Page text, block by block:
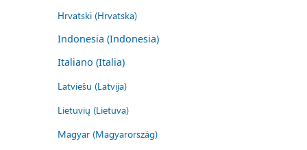
Hrvatski (Hrvatska)
Indonesia (Indonesia)
Italiano (Italia)
Latviešu (Latvija)
Lietuvių (Lietuva)
Magyar (Magyarország)